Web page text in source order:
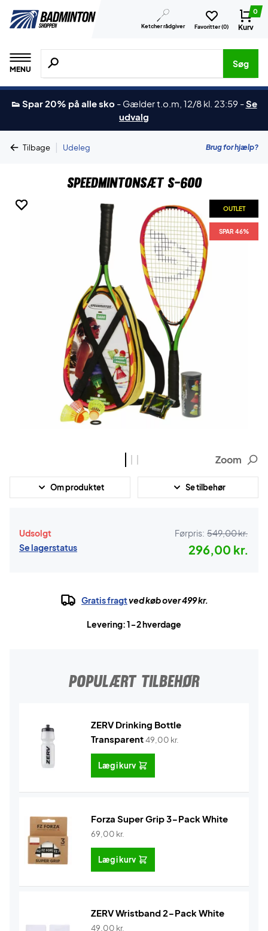
Ketcher rådgiver Favoritter (0)
0
Kurv
MENU
Søg efter produkter, mærker etc.
Søg
👟 Spar 20% på alle sko - Gælder t.o.m, 12/8 kl. 23:59 -Se
udvalg
Tilbage | Udeleg Brug for hjælp?
Speedmintonsæt S-600
OUTLET
SPAR 46%
OUTLET
SPAR 46%
OUTLET
SPAR 46%
Zoom
Om produktet Se tilbehør
Udsolgt
Se lagerstatus
Førpris: 549,00 kr.
296,00 kr.
Gratis fragtved køb over 499 kr.
Levering: 1-2 hverdage
POPULÆRT TILBEHØR
ZERV Drinking Bottle
Transparent49,00 kr.
Læg i kurv
Forza Super Grip 3-Pack White
69,00 kr.
Læg i kurv
ZERV Wristband 2-Pack White
49,00 kr.